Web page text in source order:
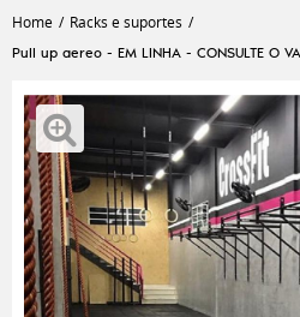
Home Racks e suportes
Pull up aereo - EM LINHA - CONSULTE O